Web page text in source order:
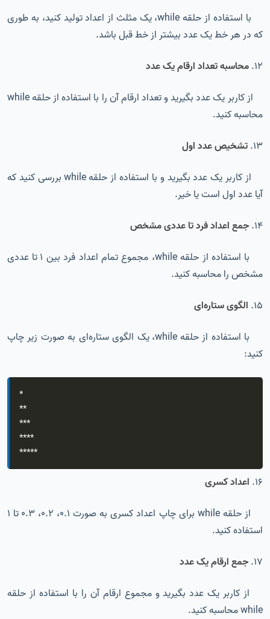
با استفاده از حلقه while، یک مثلث از اعداد تولید کنید، به طوری
که در هر خط یک عدد بیشتر از خط قبل باشد.
12. محاسبه تعداد ارقام یک عدد
از کاربر یک عدد بگیرید و تعداد ارقام آن را با استفاده از حلقه while
محاسبه کنید.
13. تشخیص عدد اول
از کاربر یک عدد بگیرید و با استفاده از حلقه while بررسی کنید که
آیا عدد اول است یا خیر.
14. جمع اعداد فرد تا عددی مشخص
با استفاده از حلقه while، مجموع تمام اعداد فرد بین 1 تا عددی
مشخص را محاسبه کنید.
15. الگوی ستاره‌ای
با استفاده از حلقه while، یک الگوی ستاره‌ای به صورت زیر چاپ
کنید:
*
**
***
****
*****
16. اعداد کسری
از حلقه while برای چاپ اعداد کسری به صورت 0.1، 0.2، 0.3 تا 1
استفاده کنید.
17. جمع ارقام یک عدد
از کاربر یک عدد بگیرید و مجموع ارقام آن را با استفاده از حلقه
while محاسبه کنید.